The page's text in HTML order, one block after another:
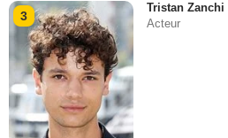
3
Tristan Zanchi
Acteur